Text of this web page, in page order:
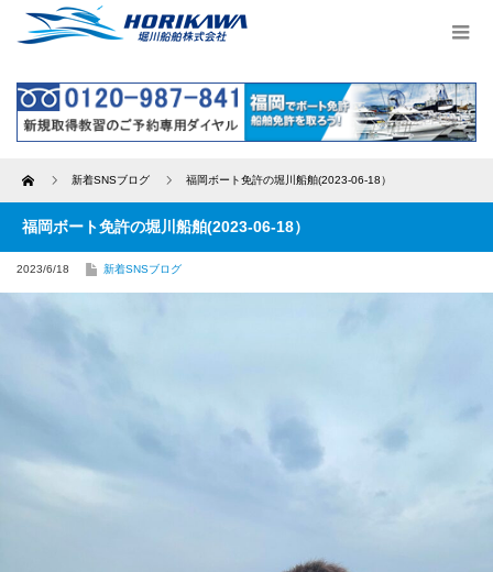
Home 新着SNSブログ 福岡ボート免許の堀川船舶(2023-06-18）
福岡ボート免許の堀川船舶(2023-06-18）
2023/6/18 新着SNSブログ